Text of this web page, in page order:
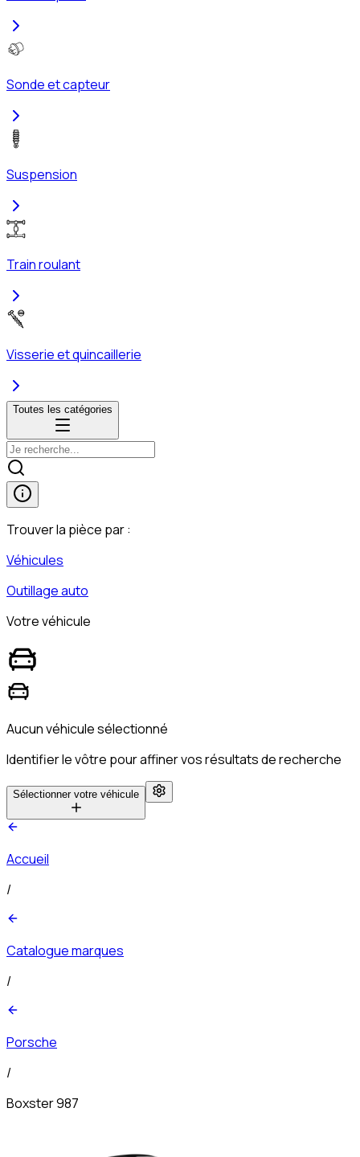
Sonde et capteur
Suspension
Train roulant
Visserie et quincaillerie
Toutes les catégories
Trouver la pièce par :
Véhicules
Outillage auto
Votre véhicule
Aucun véhicule sélectionné
Identifier le vôtre pour affiner vos résultats de recherche
Sélectionner votre véhicule
Accueil
/
Catalogue marques
/
Porsche
/
Boxster 987